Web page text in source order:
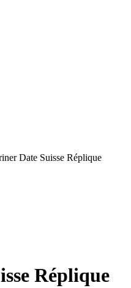
Date Suisse Réplique
Réplique